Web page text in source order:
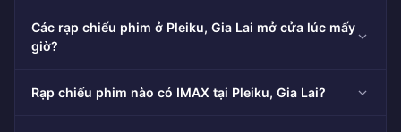
Các rạp chiếu phim ở Pleiku, Gia Lai mở cửa lúc mấy
giờ?
Rạp chiếu phim nào có IMAX tại Pleiku, Gia Lai?